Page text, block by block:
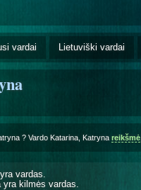
vardai Lietuviški vardai
? Vardo Katarina, Katryna reikšmė
vardas.
yra kilmės vardas.